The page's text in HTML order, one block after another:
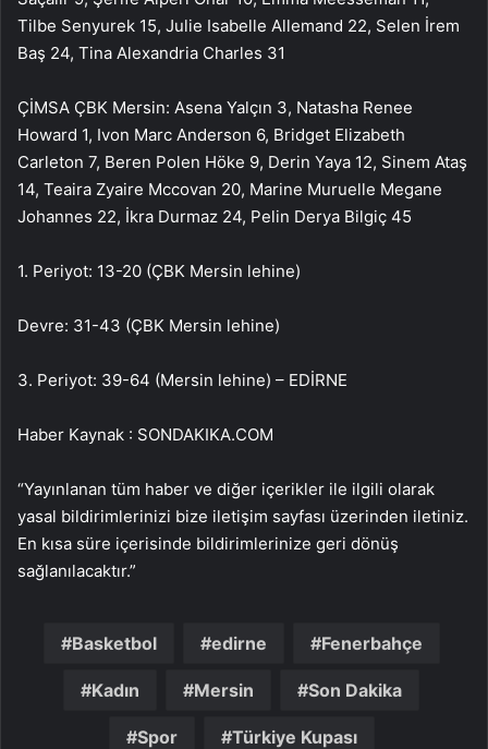
Tilbe Senyurek 15, Julie Isabelle Allemand 22, Selen İrem
Baş 24, Tina Alexandria Charles 31
ÇİMSA ÇBK Mersin: Asena Yalçın 3, Natasha Renee
Howard 1, Ivon Marc Anderson 6, Bridget Elizabeth
Carleton 7, Beren Polen Höke 9, Derin Yaya 12, Sinem Ataş
14, Teaira Zyaire Mccovan 20, Marine Muruelle Megane
Johannes 22, İkra Durmaz 24, Pelin Derya Bilgiç 45
1. Periyot: 13-20 (ÇBK Mersin lehine)
Devre: 31-43 (ÇBK Mersin lehine)
3. Periyot: 39-64 (Mersin lehine) – EDİRNE
Haber Kaynak : SONDAKIKA.COM
“Yayınlanan tüm haber ve diğer içerikler ile ilgili olarak
yasal bildirimlerinizi bize iletişim sayfası üzerinden iletiniz.
En kısa süre içerisinde bildirimlerinize geri dönüş
sağlanılacaktır.”
Basketbol edirne Fenerbahçe
Kadın Mersin Son Dakika
Spor Türkiye Kupası